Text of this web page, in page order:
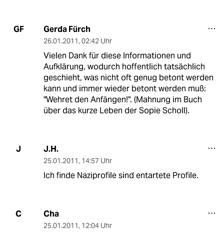
GF Gerda Fürch
26.01.2011, 02:42 Uhr
Vielen Dank für diese Informationen und
Aufklärung, wodurch hoffentlich tatsächlich
geschieht, was nicht oft genug betont werden
kann und immer wieder betont werden muß:
"Wehret den Anfängen!". (Mahnung im Buch
über das kurze Leben der Sopie Scholl).
J J.H.
25.01.2011, 14:57 Uhr
Ich finde Naziprofile sind entartete Profile.
C Cha
25.01.2011, 12:04 Uhr